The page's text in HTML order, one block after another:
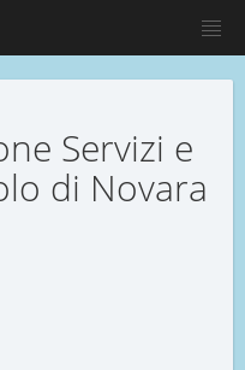
Servizi e
di Novara